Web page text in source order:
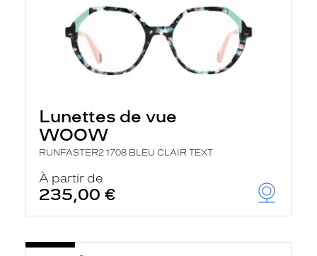
Lunettes de vue
WOOW
RUNFASTER2 1708 BLEU CLAIR TEXT
À partir de
235,00 €